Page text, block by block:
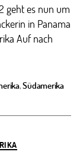
geht es nun um
in Panama
Auf nach
,Südamerika